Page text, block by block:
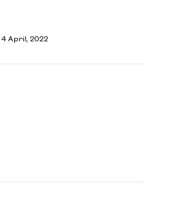
4 April, 2022